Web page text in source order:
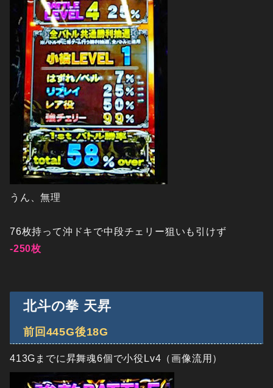
うん、無理
76枚持って沖ドキで中段チェリー狙いも引けず
-250枚
北斗の拳 天昇
前回445G後18G
413Gまでに昇舞魂6個で小役Lv4（画像流用）